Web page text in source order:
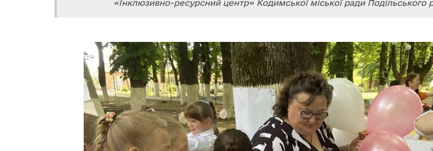
«Інклюзивно-ресурсний центр» Кодимської міської ради Подільського